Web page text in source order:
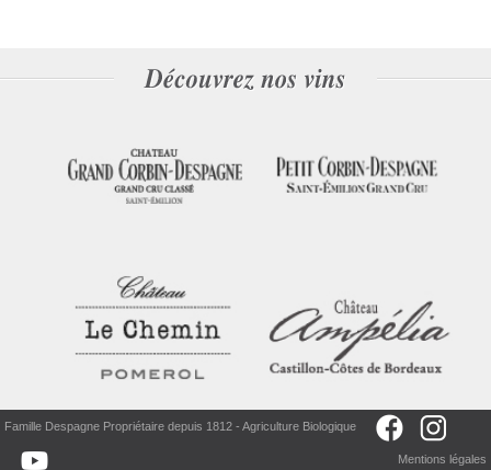
Famille Despagne Propriétaire depuis 1812 - Agriculture Biologique
Mentions légales